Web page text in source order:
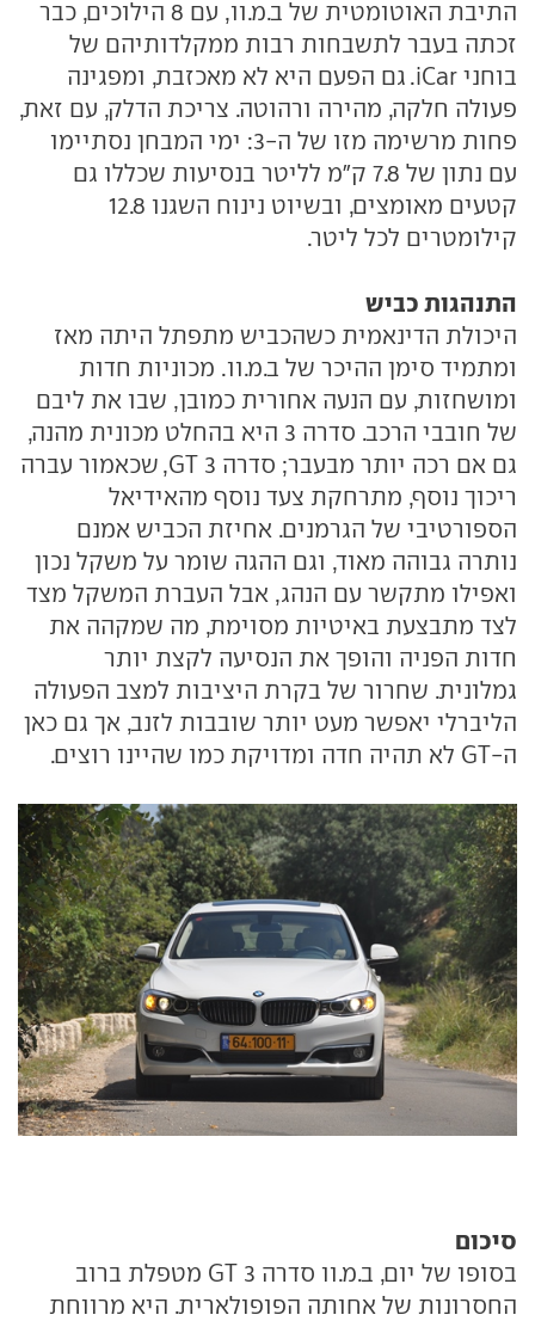
התיבת האוטומטית של ב.מ.וו, עם 8 הילוכים, כבר
זכתה בעבר לתשבחות רבות ממקלדותיהם של
בוחני iCar. גם הפעם היא לא מאכזבת, ומפגינה
פעולה חלקה, מהירה ורהוטה. צריכת הדלק, עם זאת,
פחות מרשימה מזו של ה-3: ימי המבחן נסתיימו
עם נתון של 7.8 ק"מ לליטר בנסיעות שכללו גם
קטעים מאומצים, ובשיוט נינוח השגנו 12.8
קילומטרים לכל ליטר.
התנהגות כביש
היכולת הדינאמית כשהכביש מתפתל היתה מאז
ומתמיד סימן ההיכר של ב.מ.וו. מכוניות חדות
ומושחזות, עם הנעה אחורית כמובן, שבו את ליבם
של חובבי הרכב. סדרה 3 היא בהחלט מכונית מהנה,
גם אם רכה יותר מבעבר; סדרה 3 GT, שכאמור עברה
ריכוך נוסף, מתרחקת צעד נוסף מהאידיאל
הספורטיבי של הגרמנים. אחיזת הכביש אמנם
נותרה גבוהה מאוד, וגם ההגה שומר על משקל נכון
ואפילו מתקשר עם הנהג, אבל העברת המשקל מצד
לצד מתבצעת באיטיות מסוימת, מה שמקהה את
חדות הפניה והופך את הנסיעה לקצת יותר
גמלונית. שחרור של בקרת היציבות למצב הפעולה
הליברלי יאפשר מעט יותר שובבות לזנב, אך גם כאן
ה-GT לא תהיה חדה ומדויקת כמו שהיינו רוצים.
סיכום
בסופו של יום, ב.מ.וו סדרה 3 GT מטפלת ברוב
החסרונות של אחותה הפופולארית. היא מרווחת